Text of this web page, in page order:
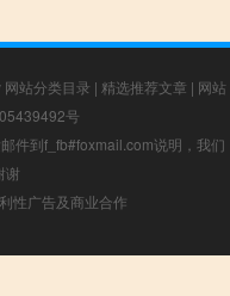
网站分类目录 | 精选推荐文章 | 网站
号
件到f_fb#foxmail.com说明，我们
谢
性广告及商业合作